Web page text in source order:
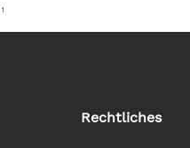
Rechtliches